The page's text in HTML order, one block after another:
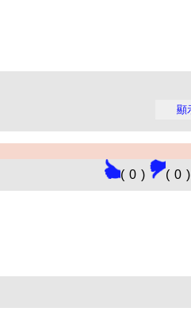
( 0 ) ( 0 )